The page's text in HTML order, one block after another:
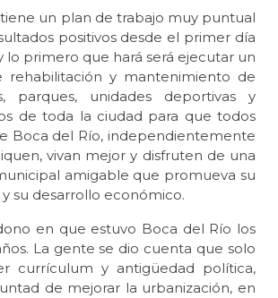
un plan de trabajo muy puntual
positivos desde el primer día
lo primero que hará será ejecutar un
rehabilitación y mantenimiento de
parques, unidades deportivas y
de toda la ciudad para que todos
Boca del Río, independientemente
vivan mejor y disfruten de una
amigable que promueva su
su desarrollo económico.
en que estuvo Boca del Río los
La gente se dio cuenta que solo
currículum y antigüedad política,
de mejorar la urbanización, en